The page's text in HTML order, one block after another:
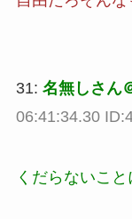
31: 名無しさん
06:41:34.30
くだらないこ